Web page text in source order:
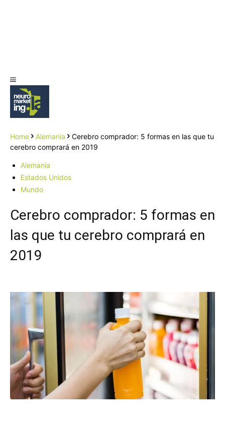
Home Alemania
Cerebro comprador: 5 formas en las que tu
cerebro comprará en 2019
Alemania
Estados Unidos
Mundo
Cerebro comprador: 5 formas en
las que tu cerebro comprará en
2019